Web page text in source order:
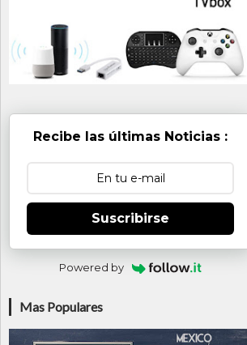
Recibe las últimas Noticias :
Suscribirse
Powered by
Mas Populares